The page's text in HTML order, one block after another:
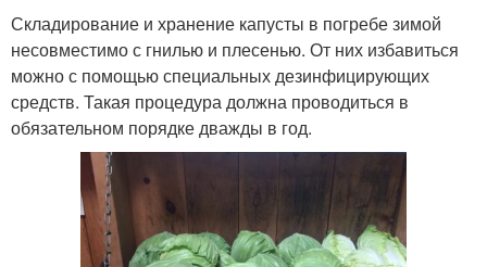
Складирование и хранение капусты в погребе зимой
несовместимо с гнилью и плесенью. От них избавиться
можно с помощью специальных дезинфицирующих
средств. Такая процедура должна проводиться в
обязательном порядке дважды в год.